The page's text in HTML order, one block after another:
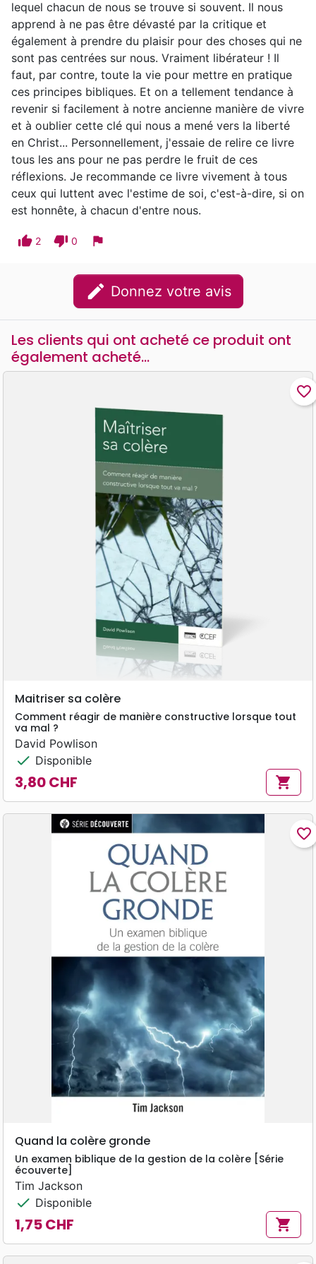
lequel chacun de nous se trouve si souvent. Il nous
apprend à ne pas être dévasté par la critique et
également à prendre du plaisir pour des choses qui ne
sont pas centrées sur nous. Vraiment libérateur ! Il
faut, par contre, toute la vie pour mettre en pratique
ces principes bibliques. Et on a tellement tendance à
revenir si facilement à notre ancienne manière de vivre
et à oublier cette clé qui nous a mené vers la liberté
en Christ... Personnellement, j'essaie de relire ce livre
tous les ans pour ne pas perdre le fruit de ces
réflexions. Je recommande ce livre vivement à tous
ceux qui luttent avec l'estime de soi, c'est-à-dire, si on
est honnête, à chacun d'entre nous.
thumb_up 2 thumb_down 0 flag
edit Donnez votre avis
Les clients qui ont acheté ce produit ont
également acheté...
favorite_border
Maitriser sa colère
Comment réagir de manière constructive lorsque tout
va mal ?
David Powlison
check Disponible
Prix
3,80 CHF shopping_cart
favorite_border
Quand la colère gronde
Un examen biblique de la gestion de la colère [Série
écouverte]
Tim Jackson
check Disponible
Prix
1,75 CHF shopping_cart